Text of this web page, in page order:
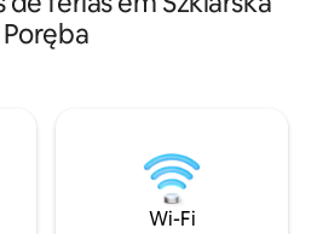
roupa de esqui,
famosa onde é
com todos
Fi, TV
Mesmo durante a
Poręba
Wi-Fi